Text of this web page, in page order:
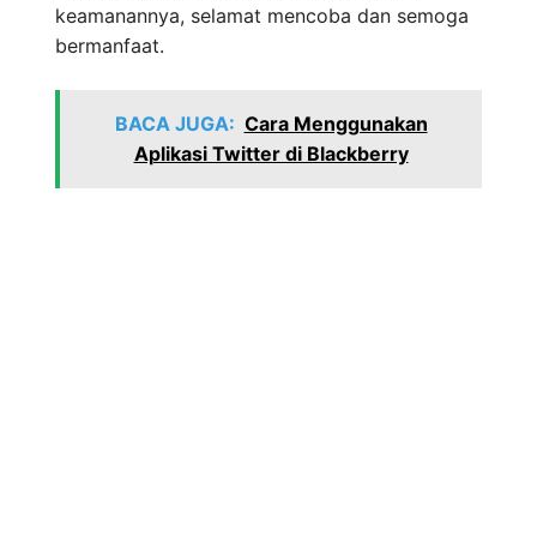
keamanannya, selamat mencoba dan semoga
bermanfaat.
BACA JUGA: Cara Menggunakan
Aplikasi Twitter di Blackberry